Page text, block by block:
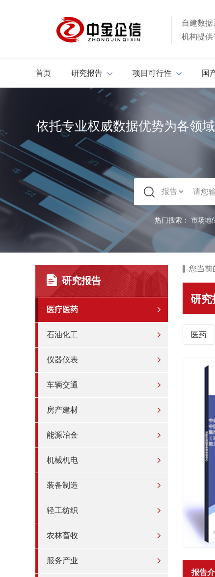
自建数据
机构提供
首页 研究报告 项目可行性 国
依托专业权威数据优势为各领
热门搜索： 市场地
研究报告
医疗医药
石油化工
仪器仪表
车辆交通
房产建材
能源冶金
机械机电
装备制造
轻工纺织
农林畜牧
服务产业
您当前
研究
医药
报告